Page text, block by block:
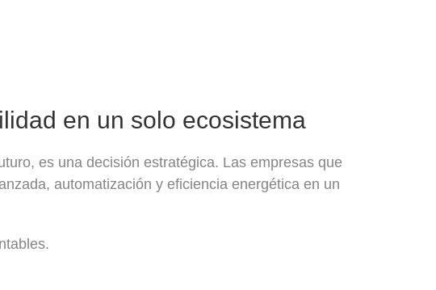
en un solo ecosistema
es una decisión estratégica. Las empresas que
automatización y eficiencia energética en un